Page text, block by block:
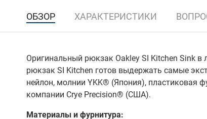
ОБЗОР ХАРАКТЕРИСТИКИ
Оригинальный рюкзак Oakley SI Kitchen Sink
рюкзак SI Kitchen готов выдержать самые
нейлон, молнии YKK® (Япония),
компании Crye Precision® (США).
Материалы и фурнитура: